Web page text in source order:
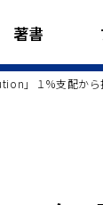
著書
」１%支配か